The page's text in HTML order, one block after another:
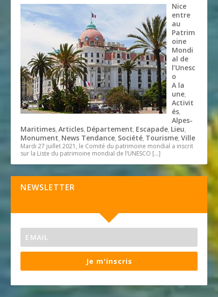
Nice
entre
au
Patrim
oine
Mondi
al de
l’Unesc
o
A la
une,
Activit
és,
Alpes-
Maritimes,Articles, Département, Escapade, Lieu,
Monument, News Tendance, Société, Tourisme,Ville
Mardi 27 juillet 2021, le Comité du patrimoine mondial a inscrit
sur la Liste du patrimoine mondial de l’UNESCO […]
NEWSLETTER
Je m'inscris